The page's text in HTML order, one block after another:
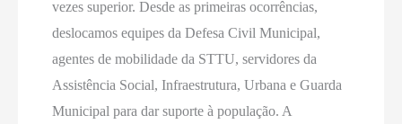
vezes superior. Desde as primeiras ocorrências,
deslocamos equipes da Defesa Civil Municipal,
agentes de mobilidade da STTU, servidores da
Assistência Social, Infraestrutura, Urbana e Guarda
Municipal para dar suporte à população. A